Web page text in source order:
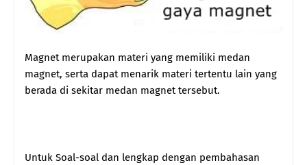
Magnet merupakan materi yang memiliki medan
magnet, serta dapat menarik materi tertentu lain yang
berada di sekitar medan magnet tersebut.
Untuk Soal-soal dan lengkap dengan pembahasan